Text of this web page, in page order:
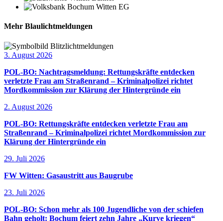
Mehr Blaulichtmeldungen
3. August 2026
POL-BO: Nachtragsmeldung: Rettungskräfte entdecken
verletzte Frau am Straßenrand – Kriminalpolizei richtet
Mordkommission zur Klärung der Hintergründe ein
2. August 2026
POL-BO: Rettungskräfte entdecken verletzte Frau am
Straßenrand – Kriminalpolizei richtet Mordkommission zur
Klärung der Hintergründe ein
29. Juli 2026
FW Witten: Gasaustritt aus Baugrube
23. Juli 2026
POL-BO: Schon mehr als 100 Jugendliche von der schiefen
Bahn geholt: Bochum feiert zehn Jahre „Kurve kriegen“